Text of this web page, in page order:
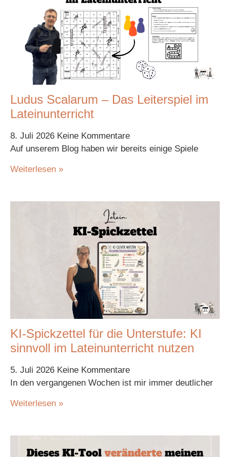
Ludus Scalarum – Das Leiterspiel im
Lateinunterricht
8. Juli 2026 Keine Kommentare
Auf unserem Blog haben wir bereits einige Spiele
Weiterlesen »
KI-Spickzettel für die Unterstufe: KI
sinnvoll im Lateinunterricht nutzen
5. Juli 2026 Keine Kommentare
In den vergangenen Wochen ist mir immer deutlicher
Weiterlesen »